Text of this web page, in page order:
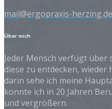
mail@ergopraxis-herzing.de
Über mich
Jeder Mensch verfügt über
diese zu entdecken,
darin sehe ich meine
konnte ich in 20 Jahren
und vergrößern.